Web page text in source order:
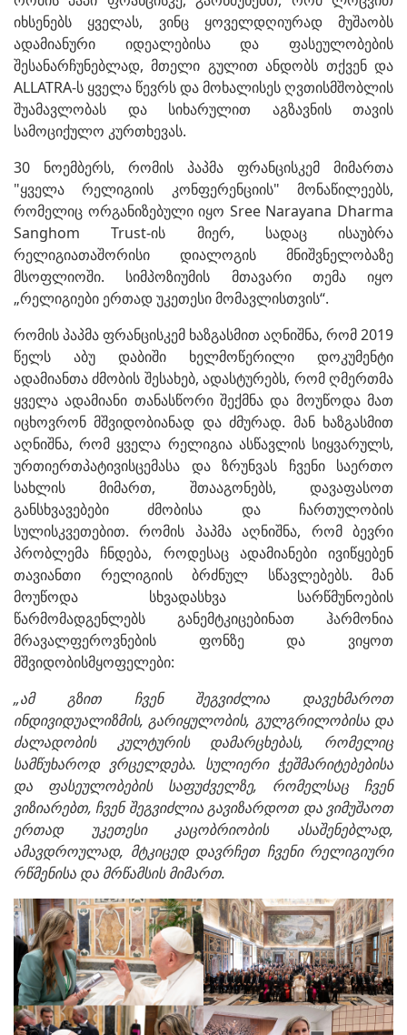
იხსენებს ყველას, ვინც ყოველდღიურად მუშაობს
ადამიანური იდეალებისა და ფასეულობების
შესანარჩუნებლად, მთელი გულით ანდობს თქვენ და
ALLATRA-ს ყველა წევრს და მოხალისეს ღვთისმშობლის
შუამავლობას და სიხარულით აგზავნის თავის
სამოციქულო კურთხევას.
30 ნოემბერს, რომის პაპმა ფრანცისკემ მიმართა
"ყველა რელიგიის კონფერენციის" მონაწილეებს,
რომელიც ორგანიზებული იყო Sree Narayana Dharma
Sanghom Trust-ის მიერ, სადაც ისაუბრა
რელიგიათაშორისი დიალოგის მნიშვნელობაზე
მსოფლიოში. სიმპოზიუმის მთავარი თემა იყო
„რელიგიები ერთად უკეთესი მომავლისთვის“.
რომის პაპმა ფრანცისკემ ხაზგასმით აღნიშნა, რომ 2019
წელს აბუ დაბიში ხელმოწერილი დოკუმენტი
ადამიანთა ძმობის შესახებ, ადასტურებს, რომ ღმერთმა
ყველა ადამიანი თანასწორი შექმნა და მოუწოდა მათ
იცხოვრონ მშვიდობიანად და ძმურად. მან ხაზგასმით
აღნიშნა, რომ ყველა რელიგია ასწავლის სიყვარულს,
ურთიერთპატივისცემასა და ზრუნვას ჩვენი საერთო
სახლის მიმართ, შთააგონებს, დავაფასოთ
განსხვავებები ძმობისა და ჩართულობის
სულისკვეთებით. რომის პაპმა აღნიშნა, რომ ბევრი
პრობლემა ჩნდება, როდესაც ადამიანები ივიწყებენ
თავიანთი რელიგიის ბრძნულ სწავლებებს. მან
მოუწოდა სხვადასხვა სარწმუნოების
წარმომადგენლებს განემტკიცებინათ ჰარმონია
მრავალფეროვნების ფონზე და ვიყოთ
მშვიდობისმყოფელები:
„ამ გზით ჩვენ შეგვიძლია დავეხმაროთ
ინდივიდუალიზმის, გარიყულობის, გულგრილობისა და
ძალადობის კულტურის დამარცხებას, რომელიც
სამწუხაროდ ვრცელდება. სულიერი ჭეშმარიტებებისა
და ფასეულობების საფუძველზე, რომელსაც ჩვენ
ვიზიარებთ, ჩვენ შეგვიძლია გავიზარდოთ და ვიმუშაოთ
ერთად უკეთესი კაცობრიობის ასაშენებლად,
ამავდროულად, მტკიცედ დავრჩეთ ჩვენი რელიგიური
რწმენისა და მრწამსის მიმართ.